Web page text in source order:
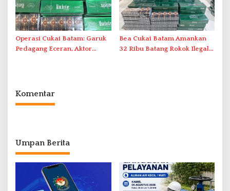
Operasi Cukai Batam: Garuk
Pedagang Eceran, Aktor
Bea Cukai Batam Amankan
32 Ribu Batang Rokok Ilegal
Komentar
Umpan Berita